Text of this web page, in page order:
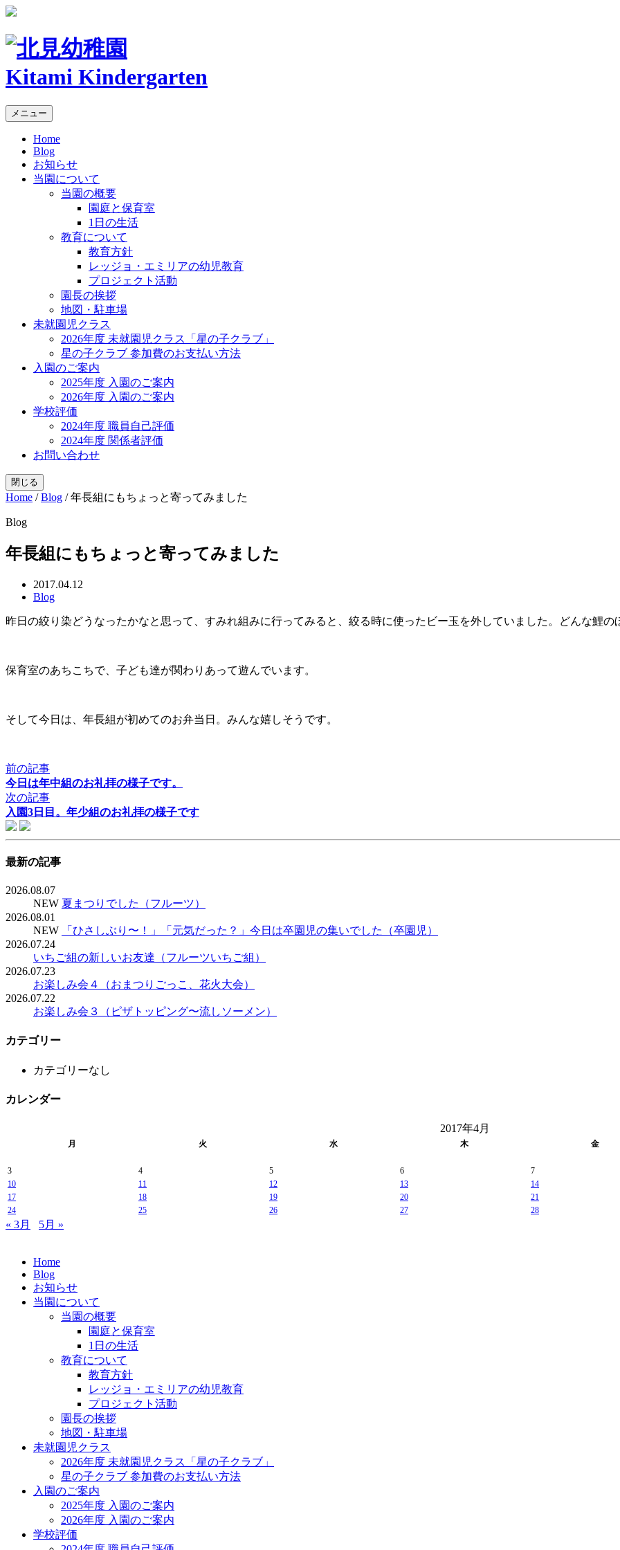
Kitami Kindergarten
メニュー
Home
Blog
お知らせ
当園について
当園の概要
園庭と保育室
1日の生活
教育について
教育方針
レッジョ・エミリアの幼児教育
プロジェクト活動
園長の挨拶
地図・駐車場
未就園児クラス
2026年度 未就園児クラス「星の子クラブ」
星の子クラブ 参加費のお支払い方法
入園のご案内
2025年度 入園のご案内
2026年度 入園のご案内
学校評価
2024年度 職員自己評価
2024年度 関係者評価
お問い合わせ
閉じる
Home /Blog /年長組にもちょっと寄ってみました
Blog
年長組にもちょっと寄ってみました
2017.04.12
Blog
昨日の絞り染どうなったかなと思って、すみれ組みに行ってみると、絞る時に使ったビー玉を外していました。どんな鯉の
保育室のあちこちで、子ども達が関わりあって遊んでいます。
そして今日は、年長組が初めてのお弁当日。みんな嬉しそうです。
前の記事
今日は年中組のお礼拝の様子です。
次の記事
入園3日目。年少組のお礼拝の様子です
最新の記事
2026.08.07
NEW 夏まつりでした（フルーツ）
2026.08.01
NEW
「ひさしぶり〜！」「元気だった？」今日は卒園児の集いでした（卒園児）
2026.07.24
いちご組の新しいお友達（フルーツいちご組）
2026.07.23
お楽しみ会４（おまつりごっこ、花火大会）
2026.07.22
お楽しみ会３（ピザトッピング〜流しソーメン）
カテゴリー
カテゴリーなし
カレンダー
2017年4月
月 火 水 木 金
3
4 5 6 7
10
11 12 13 14
17
18 19 20 21
24
25 26 27 28
« 3月 5月 »
Home
Blog
お知らせ
当園について
当園の概要
園庭と保育室
1日の生活
教育について
教育方針
レッジョ・エミリアの幼児教育
プロジェクト活動
園長の挨拶
地図・駐車場
未就園児クラス
2026年度 未就園児クラス「星の子クラブ」
星の子クラブ 参加費のお支払い方法
入園のご案内
2025年度 入園のご案内
2026年度 入園のご案内
学校評価